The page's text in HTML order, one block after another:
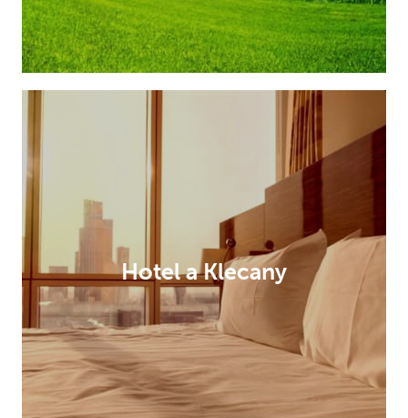
Hotel a Klecany